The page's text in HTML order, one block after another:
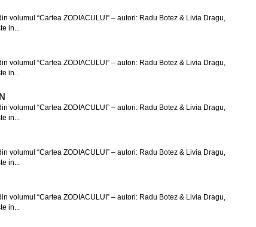
volumul “Cartea ZODIACULUI” – autori: Radu Botez & Livia Dragu,
in...
volumul “Cartea ZODIACULUI” – autori: Radu Botez & Livia Dragu,
in...
volumul “Cartea ZODIACULUI” – autori: Radu Botez & Livia Dragu,
in...
volumul “Cartea ZODIACULUI” – autori: Radu Botez & Livia Dragu,
in...
volumul “Cartea ZODIACULUI” – autori: Radu Botez & Livia Dragu,
in...